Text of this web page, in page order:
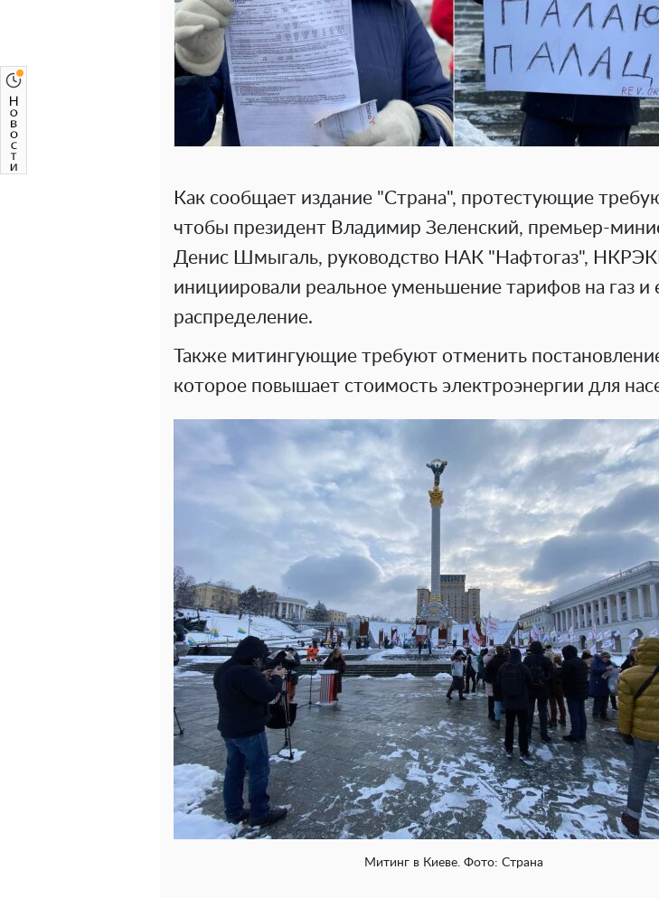
Как сообщает издание "Страна", протестующие
чтобы президент Владимир Зеленский, премьер-
Денис Шмыгаль, руководство НАК "Нафтогаз",
инициировали реальное уменьшение тарифов на газ и
распределение.
Также митингующие требуют отменить
которое повышает стоимость электроэнергии для
Митинг в Киеве. Фото: Страна